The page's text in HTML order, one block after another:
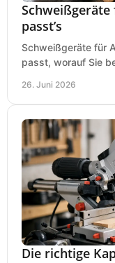
passt’s
Schweißgeräte für
passt, worauf Sie
26. Juni 2026
Die richtige